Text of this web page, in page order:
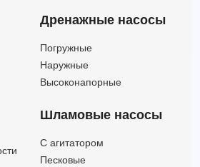
Дренажные насосы
Погружные
Наружные
Высоконапорные
Шламовые насосы
C агитатором
Песковые